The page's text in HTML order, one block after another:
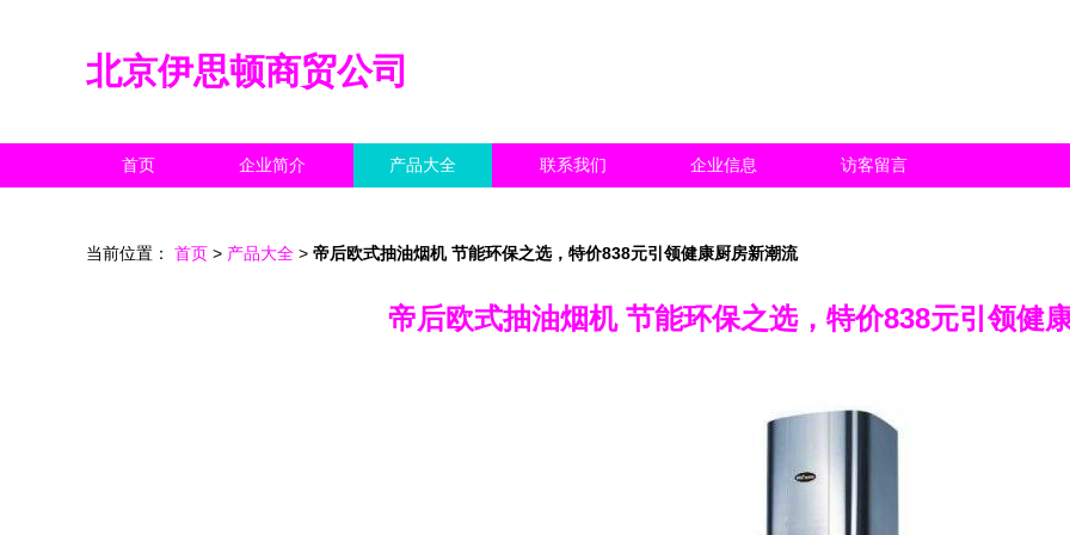
北京伊思顿商贸公司
首页 企业简介 产品大全 联系我们 企业信息 访客留言
当前位置： 首页 > 产品大全 > 帝后欧式抽油烟机 节能环保之选，特价838元引领健康厨房新潮流
帝后欧式抽油烟机 节能环保之选，特价838元引领健